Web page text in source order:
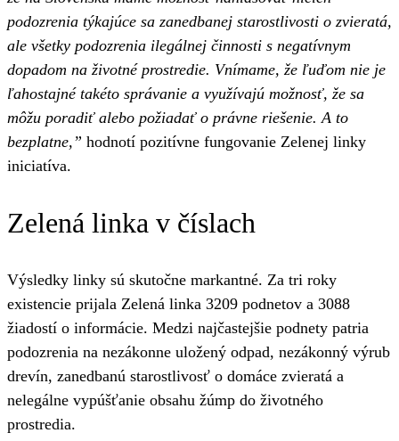
podozrenia týkajúce sa zanedbanej starostlivosti o zvieratá,
ale všetky podozrenia ilegálnej činnosti s negatívnym
dopadom na životné prostredie. Vnímame, že ľuďom nie je
ľahostajné takéto správanie a využívajú možnosť, že sa
môžu poradiť alebo požiadať o právne riešenie. A to
bezplatne,” hodnotí pozitívne fungovanie Zelenej linky
iniciatíva.
Zelená linka v číslach
Výsledky linky sú skutočne markantné. Za tri roky
existencie prijala Zelená linka 3209 podnetov a 3088
žiadostí o informácie. Medzi najčastejšie podnety patria
podozrenia na nezákonne uložený odpad, nezákonný výrub
drevín, zanedbanú starostlivosť o domáce zvieratá a
nelegálne vypúšťanie obsahu žúmp do životného
prostredia.